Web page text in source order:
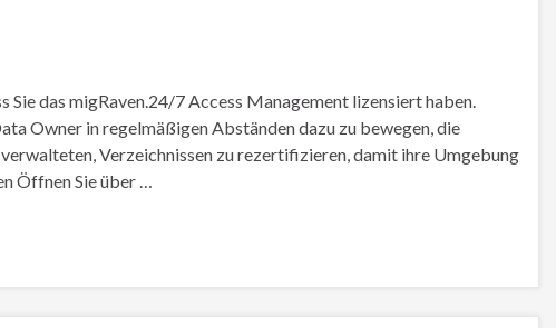
das migRaven.24/7 Access Management lizensiert haben.
Owner in regelmäßigen Abständen dazu zu bewegen, die
Verzeichnissen zu rezertifizieren, damit ihre Umgebung
Öffnen Sie über …